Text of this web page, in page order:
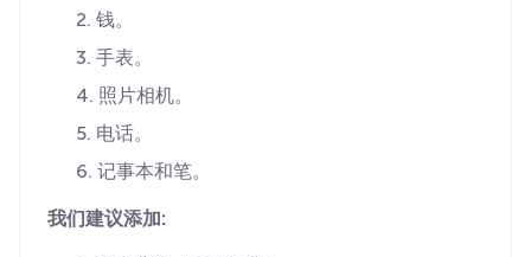
钱。
手表。
照片相机。
电话。
记事本和笔。
我们建议添加: